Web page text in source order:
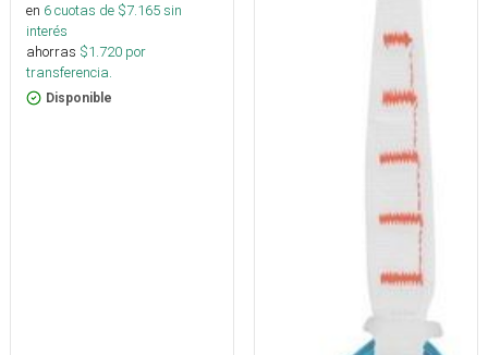
en 6cuotas de $7.165sin
interés
ahorras $1.720 por
transferencia.
Disponible